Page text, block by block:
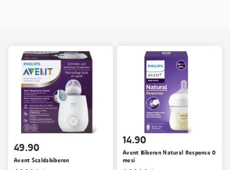
49.90
Avent Scaldabiberon
14.90
Avent Biberon Natural Response 0
mesi